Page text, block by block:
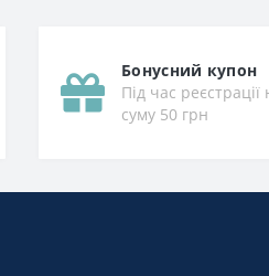
Бонусний купон
Під час реєстрації
суму 50 грн